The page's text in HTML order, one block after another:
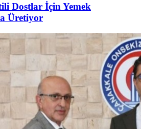
Dostlar İçin Yemek
Üretiyor